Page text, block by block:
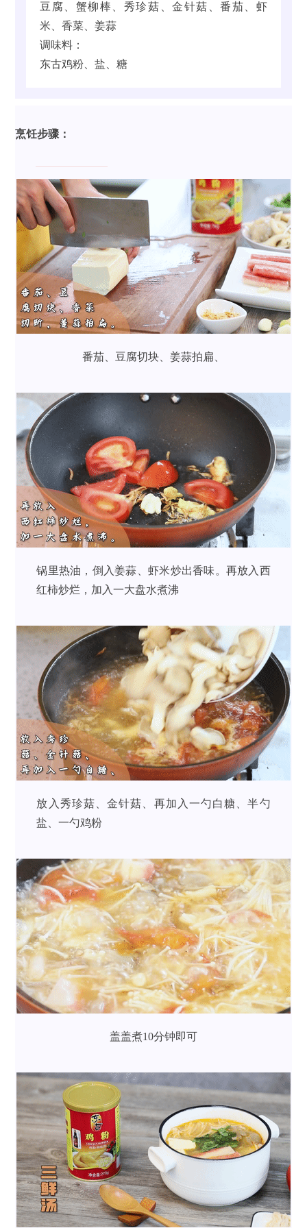
豆腐、蟹柳棒、秀珍菇、金针菇、番茄、虾
米、香菜、姜蒜
调味料：
东古鸡粉、盐、糖
烹饪步骤：
番茄、豆腐切块、姜蒜拍扁、
锅里热油，倒入姜蒜、虾米炒出香味。再放入西
红柿炒烂，加入一大盘水煮沸
放入秀珍菇、金针菇、再加入一勺白糖、半勺
盐、一勺鸡粉
盖盖煮10分钟即可